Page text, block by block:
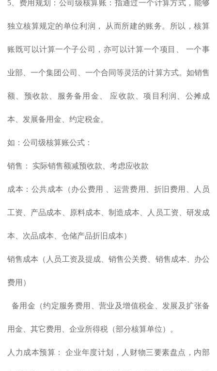
5、费用规划：公司级核算账：指通过一个计算方式，能够
独立核算规定的单位利润， 从而所建的账务。所以，核算
账既可以计算一个子公司，亦可以计算一个项目、 一个事
业部、一个集团公司、一个合同等灵活的计算方式。如销售
额、预收款、服务备用金、 应收款、项目利润、公摊成
本、发展备用金、约定税金。
如：公司级核算账公式：
销售： 实际销售额减预收款、考虑应收款
成本：公共成本（办公费用 、运营费用、折旧费用、人员
工资、产品成本、原料成本、制造成本、人员工资、研发成
本、次品成本、仓储产品折旧成本）
销售成本（人员工资及提成、销售公关费、销售成本、办公
费用）
备用金（约定服务费用、营业及增值税金、发展及扩张备
用金、其它费用、企业所得税（部分核算单位）。
人力成本预算： 企业年度计划，人财物三要素盘点，内部